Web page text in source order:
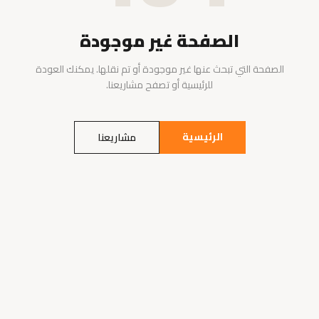
الصفحة غير موجودة
الصفحة التي تبحث عنها غير موجودة أو تم نقلها. يمكنك العودة
للرئيسية أو تصفح مشاريعنا.
الرئيسية مشاريعنا